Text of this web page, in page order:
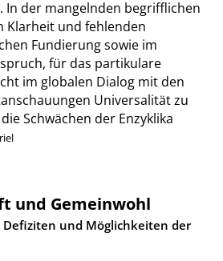
In der mangelnden begrifflichen
Klarheit und fehlenden
Fundierung sowie im
für das partikulare
im globalen Dialog mit den
Universalität zu
Schwächen der Enzyklika
und Gemeinwohl
Defiziten und Möglichkeiten der